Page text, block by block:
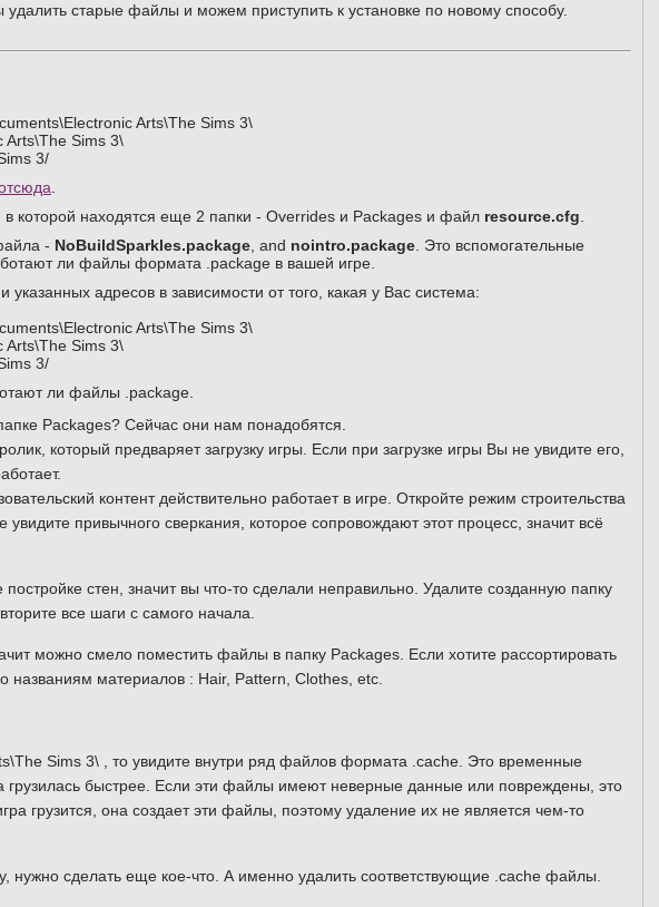
старые файлы и можем приступить к установке по новому способу.
Arts\The Sims 3\
Arts\The Sims 3\
3/
которой находятся еще 2 папки - Overrides и Packages и файл resource.cfg
- NoBuildSparkles.package , and nointro.package . Это вспомогательные
ли файлы формата .package в вашей игре.
адресов в зависимости от того, какая у Вас система:
Arts\The Sims 3\
Arts\The Sims 3\
3/
ли файлы .package.
Packages? Сейчас они нам понадобятся.
который предваряет загрузку игры. Если при загрузке игры Вы не увидите его,
контент действительно работает в игре. Откройте режим строительства
привычного сверкания, которое сопровождают этот процесс, значит всё
стен, значит вы что-то сделали неправильно. Удалите созданную папку
все шаги с самого начала.
можно смело поместить файлы в папку Packages. Если хотите рассортировать
названиям материалов : Hair, Pattern, Clothes, etc.
Sims 3\ , то увидите внутри ряд файлов формата .cache. Это временные
быстрее. Если эти файлы имеют неверные данные или повреждены, это
грузится, она создает эти файлы, поэтому удаление их не является чем-то
нужно сделать еще кое-что. А именно удалить соответствующие .cache файлы.